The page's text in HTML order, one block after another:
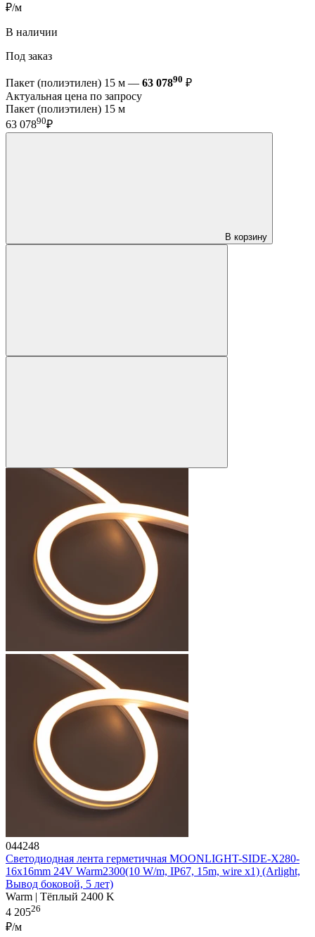
₽/м
В наличии
Под заказ
Пакет (полиэтилен) 15 м — 63 07890 ₽
Актуальная цена по запросу
Пакет (полиэтилен) 15 м
63 07890₽
В корзину
044248
Светодиодная лента герметичная MOONLIGHT-SIDE-X280-
16x16mm 24V Warm2300(10 W/m, IP67, 15m, wire x1) (Arlight,
Вывод боковой, 5 лет)
Warm | Тёплый 2400 K
4 20526
₽/м